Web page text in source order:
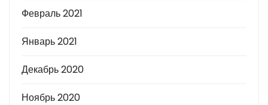
Февраль 2021
Январь 2021
Декабрь 2020
Ноябрь 2020